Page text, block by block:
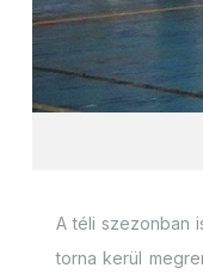
A téli szezonban
torna kerül